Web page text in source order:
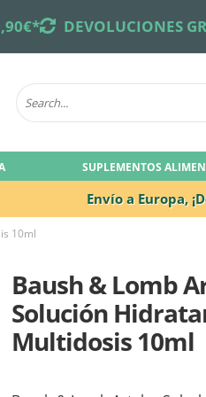
Envío a Europa,
returns DEVOLUCIONES
SUPLEMENTOS
10ml
Baush & Lomb
Solución
Multidosis 10ml